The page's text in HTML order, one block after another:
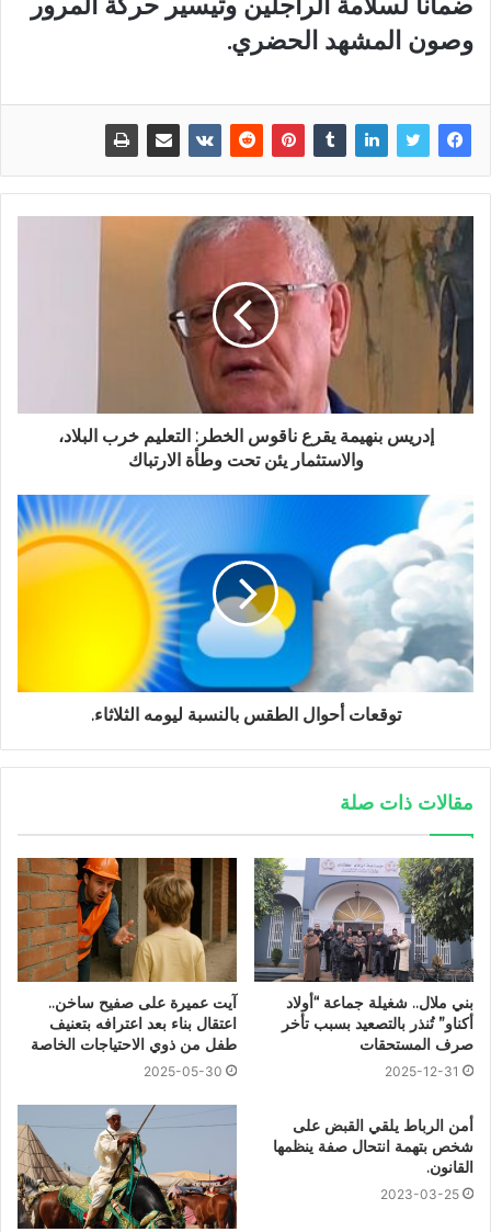
وصون المشهد الحضري.
إدريس بنهيمة يقرع ناقوس الخطر: التعليم خرب البلاد،
والاستثمار يئن تحت وطأة الارتباك
توقعات أحوال الطقس بالنسبة ليومه الثلاثاء.
مقالات ذات صلة
بني ملال.. شغيلة جماعة “أولاد
أكناو” تُنذر بالتصعيد بسبب تأخر
صرف المستحقات
2025-12-31
آيت عميرة على صفيح ساخن..
اعتقال بناء بعد اعترافه بتعنيف
طفل من ذوي الاحتياجات الخاصة
2025-05-30
أمن الرباط يلقي القبض على
شخص بتهمة انتحال صفة ينظمها
القانون.
2023-03-25